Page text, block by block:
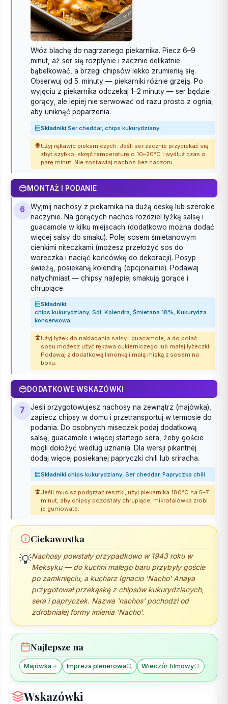
Włóż blachę do nagrzanego piekarnika. Piecz 6–9
minut, aż ser się rozpłynie i zacznie delikatnie
bąbelkować, a brzegi chipsów lekko zrumienią się.
Obserwuj od 5. minuty — piekarniki różnie grzeją. Po
wyjęciu z piekarnika odczekaj 1–2 minuty — ser będzie
gorący, ale lepiej nie serwować od razu prosto z ognia,
aby uniknąć poparzenia.
Składniki:Ser cheddar, chips kukurydziany
Użyj rękawic piekarniczych. Jeśli ser zacznie przypiekać się
zbyt szybko, skręć temperaturę o 10–20°C i wydłuż czas o
parę minut. Nie zostawiaj nachos bez nadzoru.
MONTAŻ I PODANIE
6
Wyjmij nachosy z piekarnika na dużą deskę lub szerokie
naczynie. Na gorących nachos rozdziel łyżką salsę i
guacamole w kilku miejscach (dodatkowo można dodać
więcej salsy do smaku). Polej sosem śmietanowym
cienkimi niteczkami (możesz przełożyć sos do
woreczka i naciąć końcówkę do dekoracji). Posyp
świeżą, posiekaną kolendrą (opcjonalnie). Podawaj
natychmiast — chipsy najlepiej smakują gorące i
chrupiące.
Składniki:
chips kukurydziany, Sól, Kolendra, Śmietana 18%, Kukurydza
konserwowa
Użyj łyżek do nakładania salsy i guacamole, a do polać
sosu możesz użyć rękawa cukierniczego lub małej łyżeczki.
Podawaj z dodatkową limonką i małą miską z sosem na
boku.
DODATKOWE WSKAZÓWKI
7
Jeśli przygotowujesz nachosy na zewnątrz (majówka),
zapiecz chipsy w domu i przetransportuj w termosie do
podania. Do osobnych miseczek podaj dodatkową
salsę, guacamole i więcej startego sera, żeby goście
mogli dołożyć według uznania. Dla wersji pikantnej
dodaj więcej posiekanej papryczki chili lub sriracha.
Składniki:chips kukurydziany, Ser cheddar, Papryczka chili
Jeśli musisz podgrzać resztki, użyj piekarnika 180°C na 5–7
minut, aby chipsy pozostały chrupiące; mikrofalówka zrobi
je gumowate.
Ciekawostka
💡Nachosy powstały przypadkowo w 1943 roku w
Meksyku — do kuchni małego baru przybyły goście
po zamknięciu, a kucharz Ignacio 'Nacho' Anaya
przygotował przekąskę z chipsów kukurydzianych,
sera i papryczek. Nazwa 'nachos' pochodzi od
zdrobniałej formy imienia 'Nacho'.
Najlepsze na
Majówka Impreza plenerowa Wieczór filmowy
Wskazówki